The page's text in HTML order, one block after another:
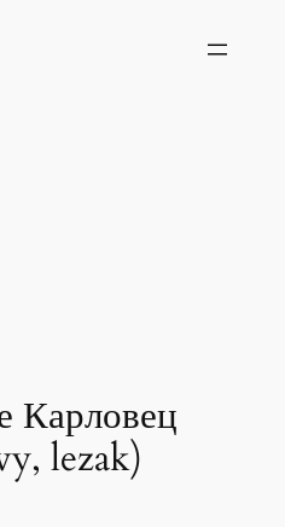
Карловец
lezak)